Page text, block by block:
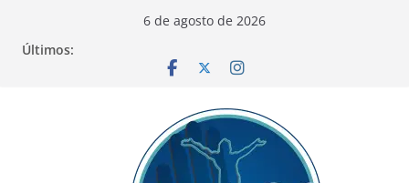
6 de agosto de 2026
Últimos: